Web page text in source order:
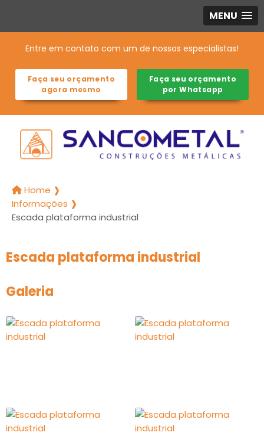
MENU
Entre em contato com um de nossos especialistas!
Faça seu orçamento
agora mesmo
Faça seu orçamento
por Whatsapp
Home ❱
Informações ❱
Escada plataforma industrial
Escada plataforma industrial
Galeria